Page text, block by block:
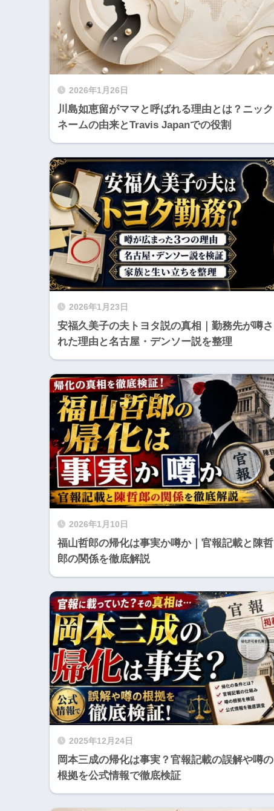
2026年1月26日
川島如恵留がママと呼ばれる理由とは？ニック
ネームの由来とTravis Japanでの役割
2026年1月23日
安福久美子の夫トヨタ説の真相｜勤務先が噂さ
れた理由と名古屋・デンソー説を整理
2026年1月10日
福山哲郎の帰化は事実か噂か｜官報記載と陳哲
郎の関係を徹底解説
2025年12月24日
岡本三成の帰化は事実？官報記載の誤解や噂の
根拠を公式情報で徹底検証